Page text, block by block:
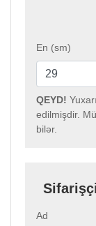
En (sm)
QEYD!
edilmişdir.
bilər.
Ad